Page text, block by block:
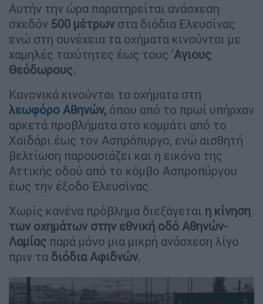
Αυτήν την ώρα παρατηρείται ανάσχεση
σχεδόν 500 μέτρων στα διόδια Ελευσίνας
ενώ στη συνέχεια τα οχήματα κινούνται με
χαμηλές ταχύτητες έως τους 'Αγιους
Θεόδωρους.
Κανονικά κινούνται τα οχήματα στη
λεωφόρο Αθηνών, όπου από το πρωί υπήρχαν
αρκετά προβλήματα στο κομμάτι από το
Χαϊδάρι έως τον Ασπρόπυργο, ενώ αισθητή
βελτίωση παρουσιάζει και η εικόνα της
Αττικής οδού από το κόμβο Ασπροπύργου
έως την έξοδο Ελευσίνας.
Χωρίς κανένα πρόβλημα διεξάγεται η κίνηση
των οχημάτων στην εθνική οδό Αθηνών-
Λαμίας παρά μόνο μια μικρή ανάσχεση λίγο
πριν τα διόδια Αφιδνών.